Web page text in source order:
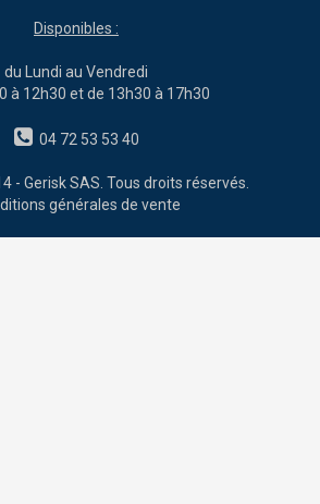
Disponibles :
du Lundi au Vendredi
à 12h30 et de 13h30 à 17h30
04 72 53 53 40
- Gerisk SAS. Tous droits réservés.
générales de vente